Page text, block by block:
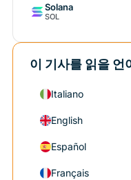
Solana
SOL
이 기사를 읽을 언
Italiano
English
Español
Français